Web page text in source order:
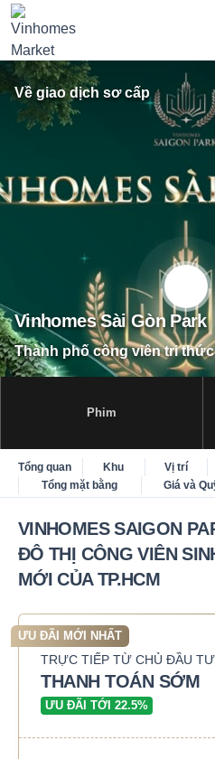
Về giao dịch sơ cấp
Vinhomes Sài Gòn Park
Thành phố công viên tri
Phim
Tổng quan Khu Vị trí
Tổng mặt bằng
Giá và
VINHOMES SAIGON
ĐÔ THỊ CÔNG VIÊN
MỚI CỦA TP.HCM
ƯU ĐÃI MỚI NHẤT
TRỰC TIẾP TỪ CHỦ ĐẦU TƯ
THANH TOÁN SỚM
ƯU ĐÃI TỚI 22.5%